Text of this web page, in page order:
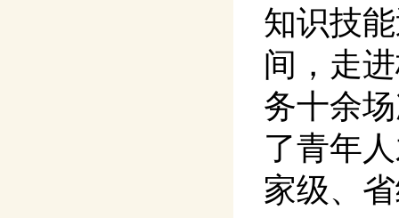
知识技
间，走
务十余
了青年
家级、